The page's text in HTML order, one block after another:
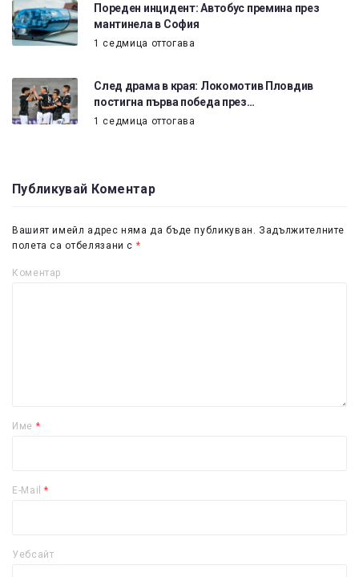
Пореден инцидент: Автобус премина през
мантинела в София
1 седмица оттогава
След драма в края: Локомотив Пловдив
постигна първа победа през…
1 седмица оттогава
Публикувай Коментар
Вашият имейл адрес няма да бъде публикуван. Задължителните
полета са отбелязани с *
Коментар
Име *
E-Mail*
Уебсайт